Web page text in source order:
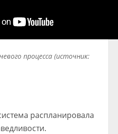
процесса (источник:
распланировала